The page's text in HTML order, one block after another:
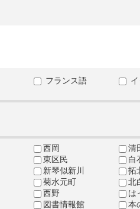
フランス語
西岡
清
東区民
白
新琴似新川
拓
菊水元町
北
西野
は
図書情報館 本